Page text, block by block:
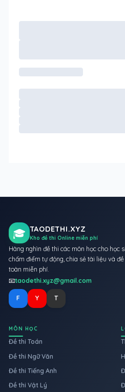
🎓 TAODETHI.XYZ
Kho đề thi Online miễn phí
Hàng nghìn đề thi các môn học cho học
chấm điểm tự động, chia sẻ tài liệu và
toàn miễn phí.
📧taodethi.xyz@gmail.com
F Y T
MÔN HỌC
Đề thi Toán
Đề thi Ngữ Văn
Đề thi Tiếng Anh
Đề thi Vật Lý